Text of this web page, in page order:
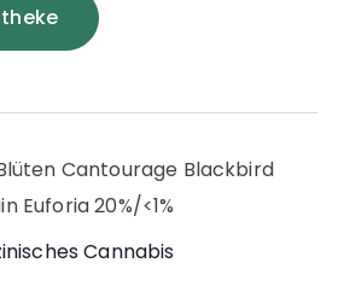
Cantourage Blackbird
Euforia 20%/<1%
Cannabis